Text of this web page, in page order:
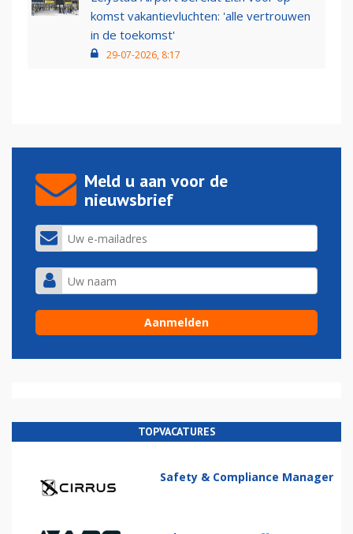
komst vakantievluchten: 'alle vertrouwen
in de toekomst'
29-07-2026, 8:17
Meld u aan voor de
nieuwsbrief
TOPVACATURES
Safety & Compliance Manager